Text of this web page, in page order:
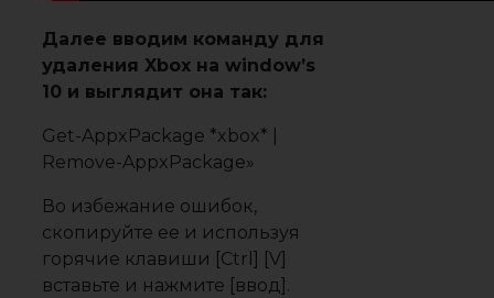
Далее вводим команду для
удаления Xbox на window’s
10 и выглядит она так:
Get-AppxPackage *xbox* |
Remove-AppxPackage»
Во избежание ошибок,
скопируйте ее и используя
горячие клавиши [Ctrl] [V]
вставьте и нажмите [ввод].